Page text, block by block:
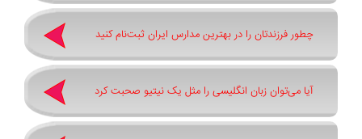
چطور فرزندتان را در بهترین مدارس ایران ثبت‌نام کنید
آیا می‌توان زبان انگلیسی را مثل یک نیتیو صحبت کرد